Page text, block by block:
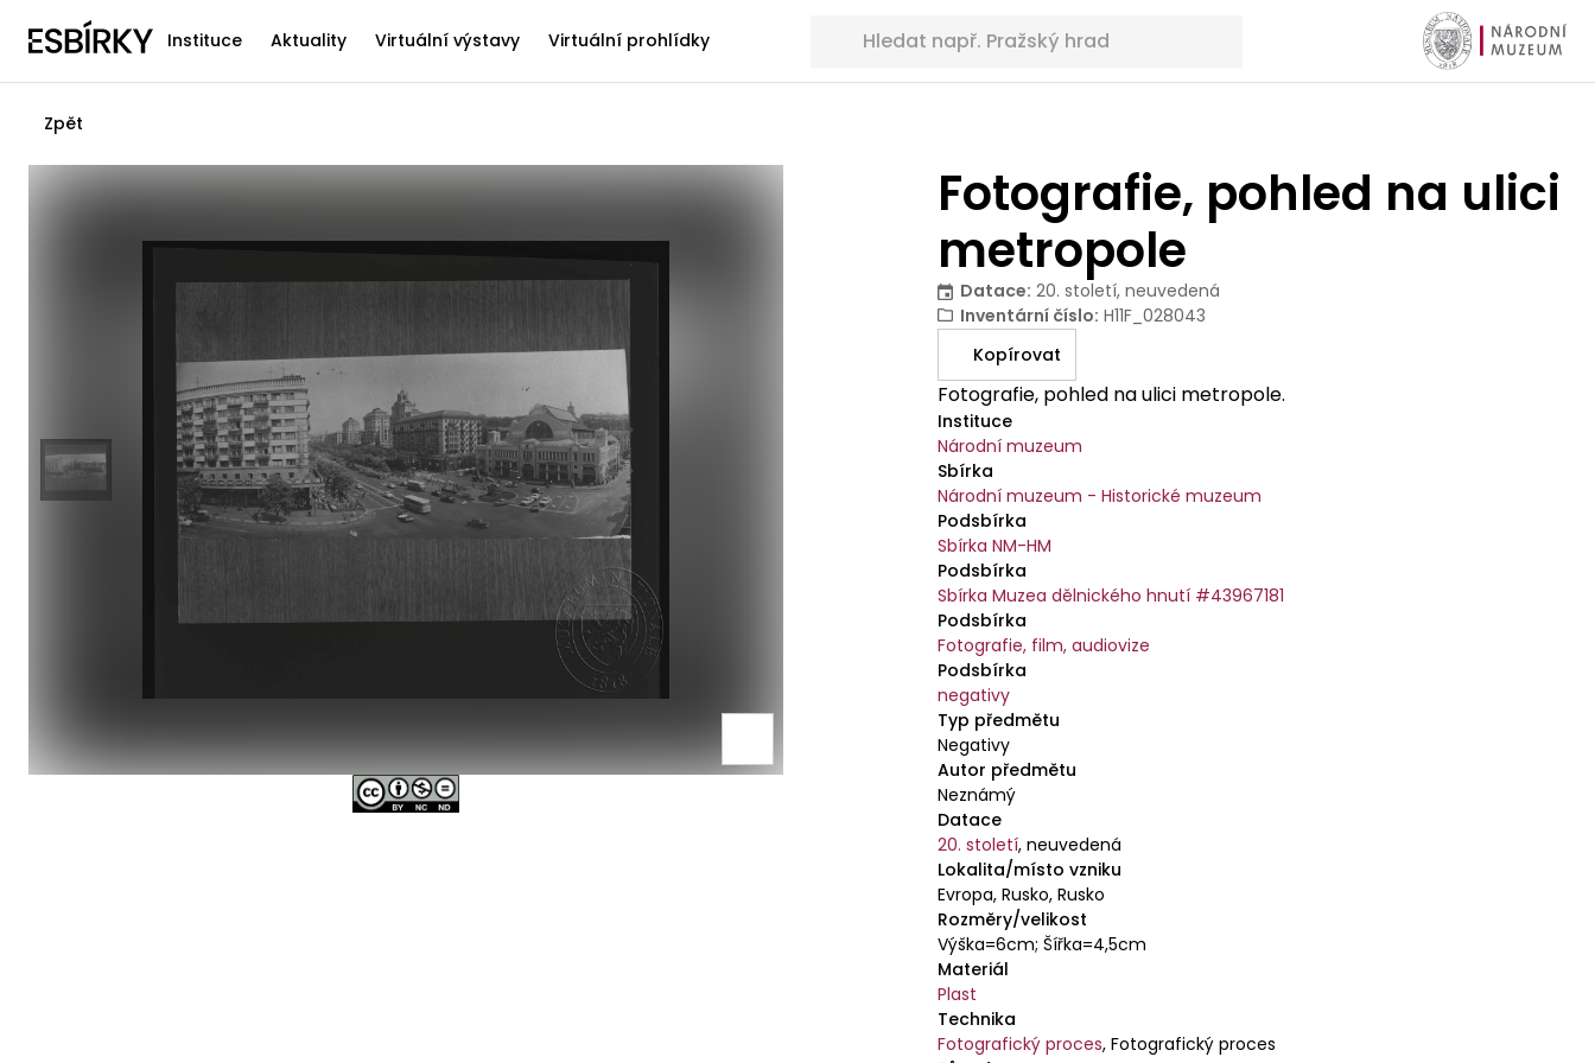
Instituce Aktuality Virtuální výstavy Virtuální prohlídky
Zpět
Fotografie, pohled na ulici
metropole
Datace: 20. století, neuvedená
Inventární číslo: H11F_028043
Kopírovat
Fotografie, pohled na ulici metropole.
Instituce
Národní muzeum
Sbírka
Národní muzeum - Historické muzeum
Podsbírka
Sbírka NM-HM
Podsbírka
Sbírka Muzea dělnického hnutí #43967181
Podsbírka
Fotografie, film, audiovize
Podsbírka
negativy
Typ předmětu
Negativy
Autor předmětu
Neznámý
Datace
20. století,neuvedená
Lokalita/místo vzniku
Evropa, Rusko, Rusko
Rozměry/velikost
Výška=6cm; Šířka=4,5cm
Materiál
Plast
Technika
Fotografický proces,Fotografický proces